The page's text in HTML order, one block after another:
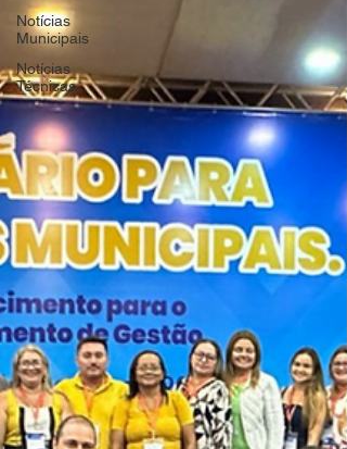
Notícias
Municipais
Notícias
Técnicas